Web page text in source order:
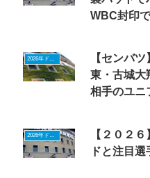
WBC封印
2026年ドラフトニュース
【センバ
東・古城大
相手のユニ
【２０２
ドと注目選